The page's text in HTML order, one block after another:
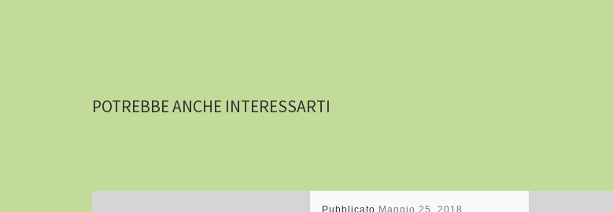
POTREBBE ANCHE INTERESSARTI
Pubblicato Maggio 25, 2018